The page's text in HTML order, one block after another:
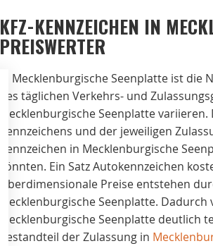
KFZ-KENNZEICHEN IN
PREISWERTER
In Mecklenburgische Seenplatte ist
des täglichen Verkehrs- und
Mecklenburgische Seenplatte
Kennzeichens und der jeweiligen
Kennzeichen in Mecklenburgische
könnten. Ein Satz Autokennzeichen
Überdimensionale Preise entstehen
Mecklenburgische Seenplatte. Dadurch
Mecklenburgische Seenplatte deutlich
Bestandteil der Zulassung in